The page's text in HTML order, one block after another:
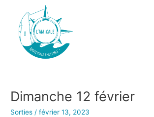
Dimanche 12 février
Sorties /février 13, 2023